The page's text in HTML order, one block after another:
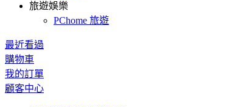
旅遊娛樂
PChome 旅遊
最近看過
購物車
我的訂單
顧客中心